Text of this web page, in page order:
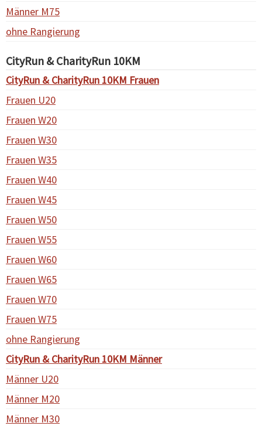
Männer M75
ohne Rangierung
CityRun & CharityRun 10KM
CityRun & CharityRun 10KM Frauen
Frauen U20
Frauen W20
Frauen W30
Frauen W35
Frauen W40
Frauen W45
Frauen W50
Frauen W55
Frauen W60
Frauen W65
Frauen W70
Frauen W75
ohne Rangierung
CityRun & CharityRun 10KM Männer
Männer U20
Männer M20
Männer M30